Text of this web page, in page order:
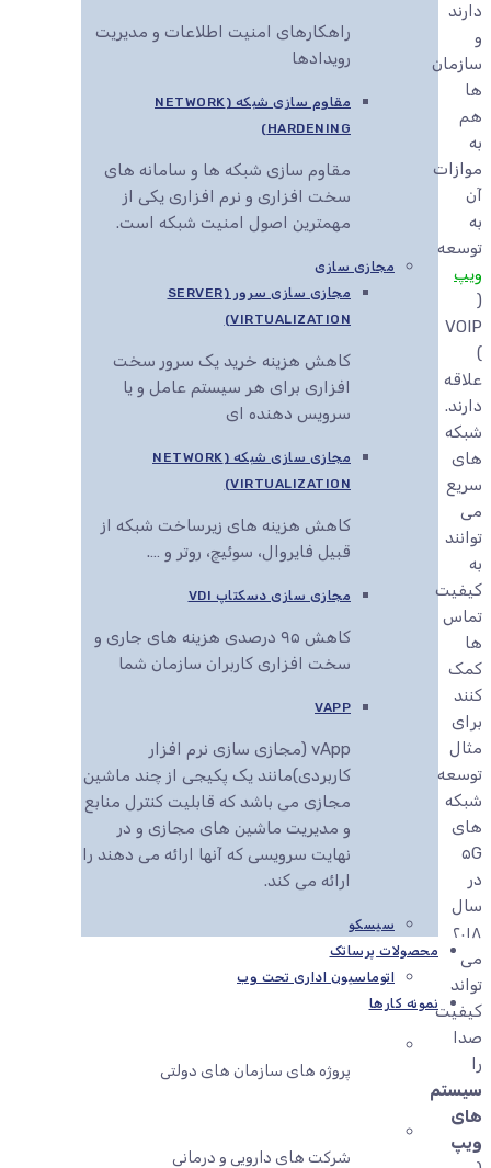
راهکارهای امنیت اطلاعات و مدیریت
رویدادها
مقاوم سازی شبکه (NETWORK
HARDENING)
مقاوم سازی شبکه ها و سامانه های
سخت افزاری و نرم افزاری یکی از
مهمترین اصول امنیت شبکه است.
مجازی سازی
مجازی سازی سرور (SERVER
VIRTUALIZATION)
کاهش هزینه خرید یک سرور سخت
افزاری برای هر سیستم عامل و یا
سرویس دهنده ای
مجازی سازی شبکه (NETWORK
VIRTUALIZATION)
کاهش هزینه های زیرساخت شبکه از
قبیل فایروال، سوئیچ، روتر و ….
مجازی سازی دسکتاپ VDI
کاهش ۹۵ درصدی هزینه های جاری و
سخت افزاری کاربران سازمان شما
VAPP
vApp (مجازی سازی نرم افزار
کاربردی)مانند یک پکیجی از چند ماشین
مجازی می باشد که قابلیت کنترل منابع
و مدیریت ماشین های مجازی و در
نهایت سرویسی که آنها ارائه می دهند را
ارائه می کند.
سیسکو
محصولات پرساتک
اتوماسیون اداری تحت وب
نمونه کارها
پروژه های سازمان های دولتی
شرکت های دارویی و درمانی
دارند
و
سازمان
ها
هم
به
موازات
آن
به
توسعه
ویپ
(
VOIP
)
علاقه
دارند.
شبکه
های
سریع
می
توانند
به
کیفیت
تماس
ها
کمک
کنند
برای
مثال
توسعه
شبکه
های
۵G
در
سال
۲۰۱۸
می
تواند
کیفیت
صدا
را
سیستم
های
ویپ